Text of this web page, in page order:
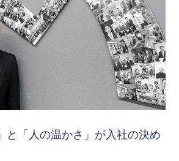
と「人の温かさ」が入社の決め